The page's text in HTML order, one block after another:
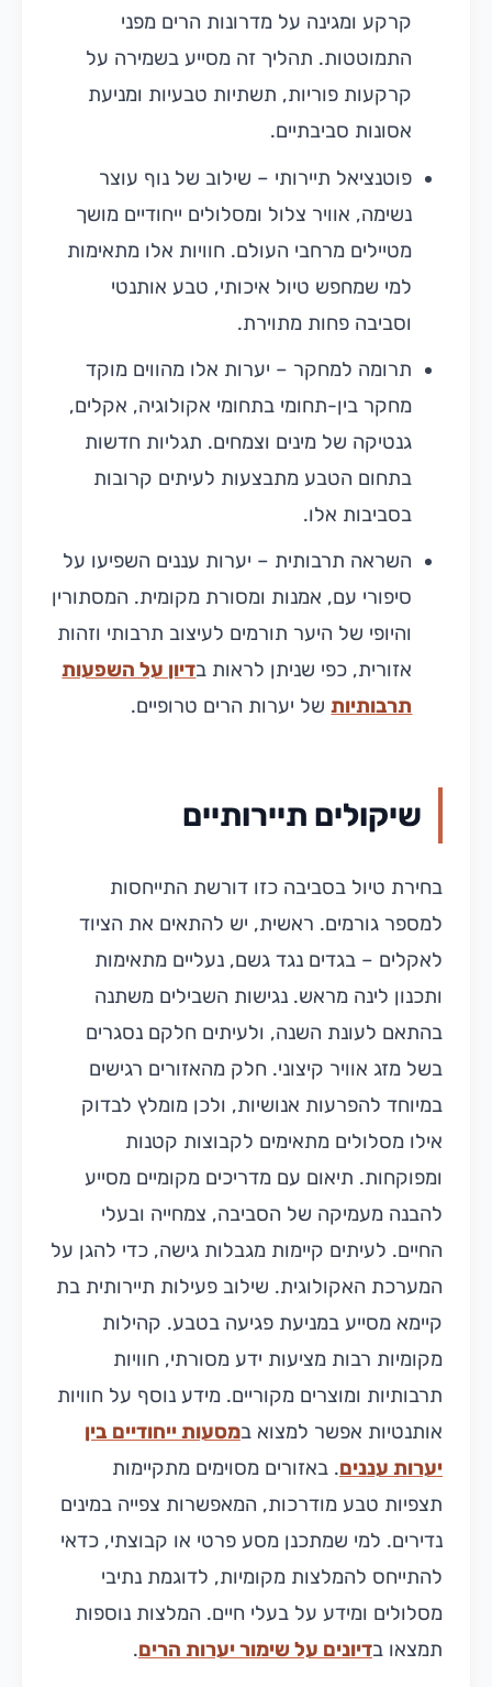
קרקע ומגינה על מדרונות הרים מפני
התמוטטות. תהליך זה מסייע בשמירה על
קרקעות פוריות, תשתיות טבעיות ומניעת
אסונות סביבתיים.
פוטנציאל תיירותי – שילוב של נוף עוצר
נשימה, אוויר צלול ומסלולים ייחודיים מושך
מטיילים מרחבי העולם. חוויות אלו מתאימות
למי שמחפש טיול איכותי, טבע אותנטי
וסביבה פחות מתוירת.
תרומה למחקר – יערות אלו מהווים מוקד
מחקר בין-תחומי בתחומי אקולוגיה, אקלים,
גנטיקה של מינים וצמחים. תגליות חדשות
בתחום הטבע מתבצעות לעיתים קרובות
בסביבות אלו.
השראה תרבותית – יערות עננים השפיעו על
סיפורי עם, אמנות ומסורת מקומית. המסתורין
והיופי של היער תורמים לעיצוב תרבותי וזהות
אזורית, כפי שניתן לראות בדיון על השפעות
תרבותיותשל יערות הרים טרופיים.
שיקולים תיירותיים
בחירת טיול בסביבה כזו דורשת התייחסות
למספר גורמים. ראשית, יש להתאים את הציוד
לאקלים – בגדים נגד גשם, נעליים מתאימות
ותכנון לינה מראש. נגישות השבילים משתנה
בהתאם לעונת השנה, ולעיתים חלקם נסגרים
בשל מזג אוויר קיצוני. חלק מהאזורים רגישים
במיוחד להפרעות אנושיות, ולכן מומלץ לבדוק
אילו מסלולים מתאימים לקבוצות קטנות
ומפוקחות. תיאום עם מדריכים מקומיים מסייע
להבנה מעמיקה של הסביבה, צמחייה ובעלי
החיים. לעיתים קיימות מגבלות גישה, כדי להגן על
המערכת האקולוגית. שילוב פעילות תיירותית בת
קיימא מסייע במניעת פגיעה בטבע. קהילות
מקומיות רבות מציעות ידע מסורתי, חוויות
תרבותיות ומוצרים מקוריים. מידע נוסף על חוויות
אותנטיות אפשר למצוא במסעות ייחודיים בין
יערות עננים. באזורים מסוימים מתקיימות
תצפיות טבע מודרכות, המאפשרות צפייה במינים
נדירים. למי שמתכנן מסע פרטי או קבוצתי, כדאי
להתייחס להמלצות מקומיות, לדוגמת נתיבי
מסלולים ומידע על בעלי חיים. המלצות נוספות
תמצאו בדיונים על שימור יערות הרים.